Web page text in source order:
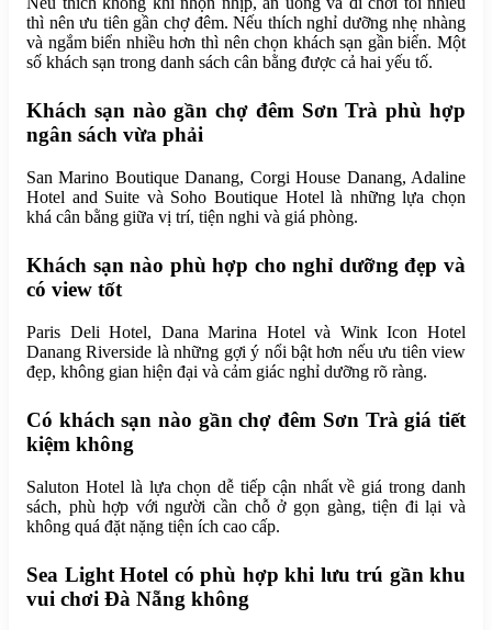
thì nên ưu tiên gần chợ đêm. Nếu thích nghỉ dưỡng nhẹ nhàng
và ngắm biển nhiều hơn thì nên chọn khách sạn gần biển. Một
số khách sạn trong danh sách cân bằng được cả hai yếu tố.
Khách sạn nào gần chợ đêm Sơn Trà phù hợp
ngân sách vừa phải
San Marino Boutique Danang, Corgi House Danang, Adaline
Hotel and Suite và Soho Boutique Hotel là những lựa chọn
khá cân bằng giữa vị trí, tiện nghi và giá phòng.
Khách sạn nào phù hợp cho nghỉ dưỡng đẹp và
có view tốt
Paris Deli Hotel, Dana Marina Hotel và Wink Icon Hotel
Danang Riverside là những gợi ý nổi bật hơn nếu ưu tiên view
đẹp, không gian hiện đại và cảm giác nghỉ dưỡng rõ ràng.
Có khách sạn nào gần chợ đêm Sơn Trà giá tiết
kiệm không
Saluton Hotel là lựa chọn dễ tiếp cận nhất về giá trong danh
sách, phù hợp với người cần chỗ ở gọn gàng, tiện đi lại và
không quá đặt nặng tiện ích cao cấp.
Sea Light Hotel có phù hợp khi lưu trú gần khu
vui chơi Đà Nẵng không